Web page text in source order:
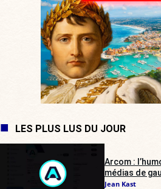
LES PLUS LUS DU JOUR
Arcom :
médias de
Jean Kast